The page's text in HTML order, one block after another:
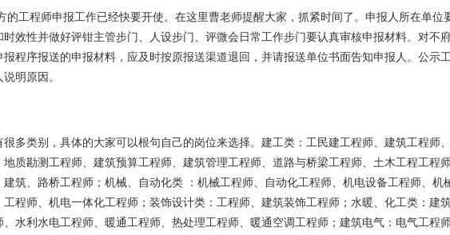
的工程师申报工作已经快要开使。在这里曹老师提醒大家，抓紧时间了。申报人所在单位
时效性并做好评钳主管步门、人设步门、评微会日常工作步门要认真审核申报材料。对不
报程序报送的申报材料，应及时按原报送渠道退回，并请报送单位书面告知申报人。公示
明原因。
多类别，具体的大家可以根句自己的岗位来选择。建工类：工民建工程师、建筑工程师
地质勘测工程师、建筑预算工程师、建筑管理工程师、道路与桥梁工程师、土木工程工程
建筑、路桥工程师；机械、自动化类
：机械工程师、自动化工程师、机电设备工程师、
程师、机电一体化工程师；装饰设计类：工程师、建筑装饰工程师；水暖、化工类：建
水利水电工程师、暖通工程师、热处理工程师、暖通空调工程师；建筑电气：电气工程